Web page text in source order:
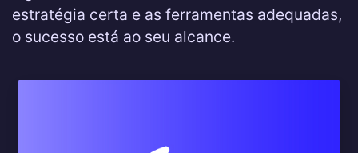
estratégia certa e as ferramentas adequadas,
o sucesso está ao seu alcance.